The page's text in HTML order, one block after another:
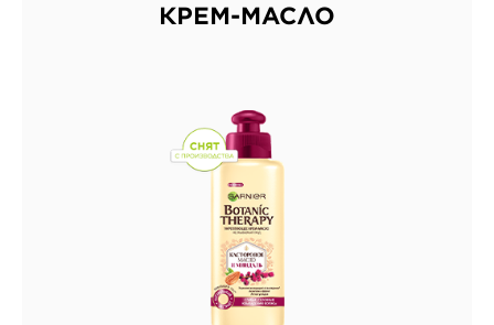
КРЕМ-МАСЛО